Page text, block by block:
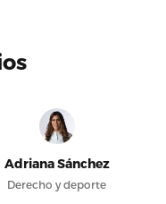
Adriana Sánchez
Derecho y deporte